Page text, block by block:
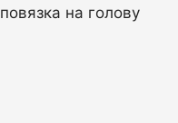
повязка на голову